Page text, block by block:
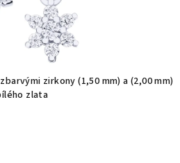
zirkony (1,50 mm) a (2,00 mm)
zlata